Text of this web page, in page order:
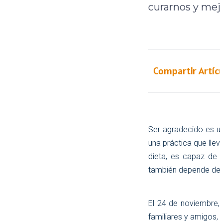
curarnos y
Compartir
Ser agradecido es
una práctica que
dieta, es capaz de
también depende
El 24 de
familiares y